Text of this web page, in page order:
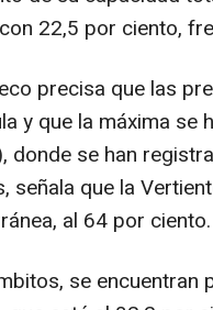
22,5 por ciento,
precisa que las
y que la máxima
donde se han
señala que la
al 64 por ciento.
se encuentran